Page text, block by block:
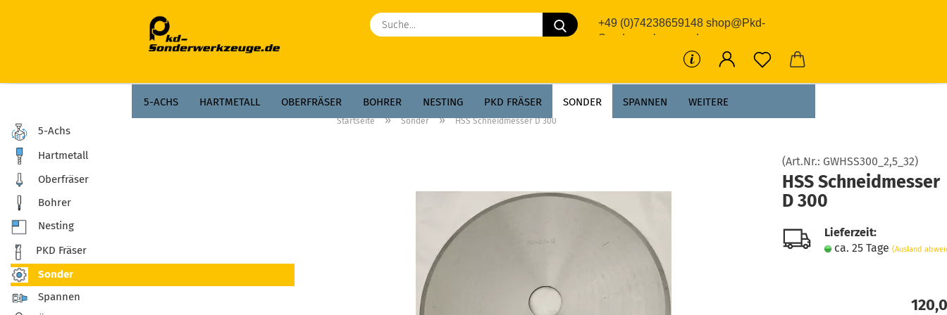
Suche...+49 (0)74238659148 shop@Pkd-
Sonderwerkzeuge.de
5-ACHS HARTMETALL OBERFRÄSER BOHRER NESTING PKD FRÄSER SONDER SPANNEN WEITERE
Startseite » Sonder » HSS Schneidmesser D 300
(Art.Nr.: GWHSS300_2,5_32)
HSS Schneidmesser
D 300
Lieferzeit:
ca. 25 Tage (Ausland
5-Achs
Hartmetall
Oberfräser
Bohrer
Nesting
PKD Fräser
Sonder
Spannen